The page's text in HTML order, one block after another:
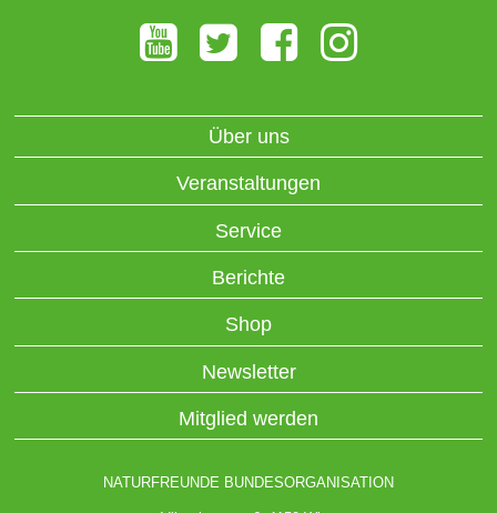
Über uns
Veranstaltungen
Service
Berichte
Shop
Newsletter
Mitglied werden
NATURFREUNDE BUNDESORGANISATION